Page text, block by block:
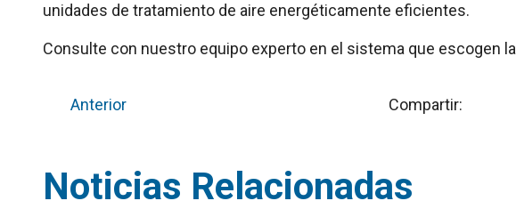
unidades de tratamiento de aire energéticamente eficientes.
Consulte con nuestro equipo experto en el sistema que escogen
Anterior Compartir:
Noticias Relacionadas